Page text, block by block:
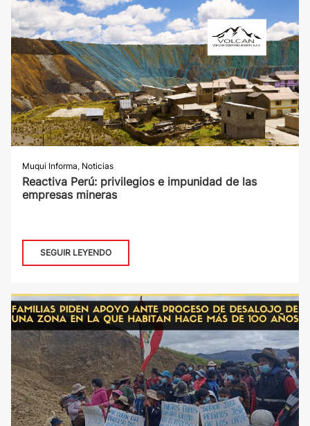
Muqui Informa, Noticias
Reactiva Perú: privilegios e impunidad de las
empresas mineras
SEGUIR LEYENDO